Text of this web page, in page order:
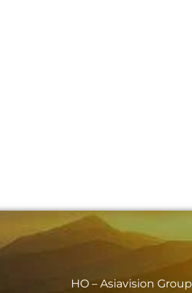
HO – Asiavision Group